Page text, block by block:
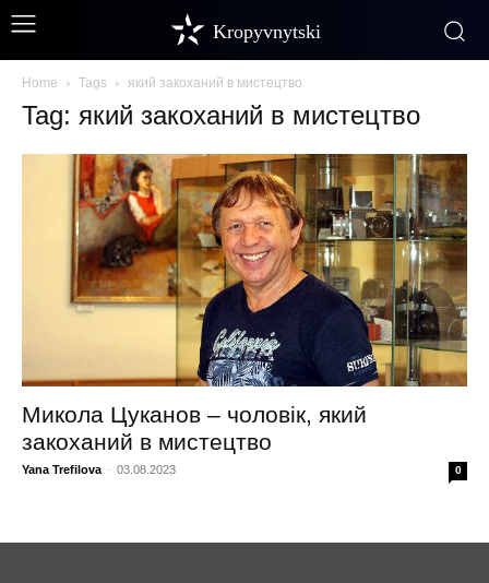
Kropyvnytski
Home Tags який закоханий в мистецтво
Tag: який закоханий в мистецтво
Микола Цуканов – чоловік, який
закоханий в мистецтво
Yana Trefilova - 03.08.2023 0